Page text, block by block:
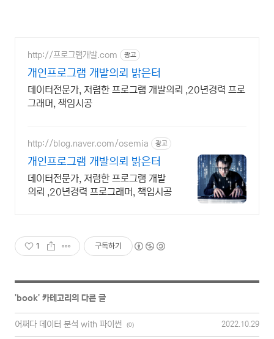
http://프로그램개발.com 광고
개인프로그램 개발의뢰 밝은터
데이터전문가, 저렴한 프로그램 개발의뢰 ,20년경력 프로
그래머, 책임시공
http://blog.naver.com/osemia 광고
개인프로그램 개발의뢰 밝은터
데이터전문가, 저렴한 프로그램 개발
의뢰 ,20년경력 프로그래머, 책임시공
1 구독하기
'book' 카테고리의 다른 글
어쩌다 데이터 분석 with 파이썬 (0) 2022.10.29